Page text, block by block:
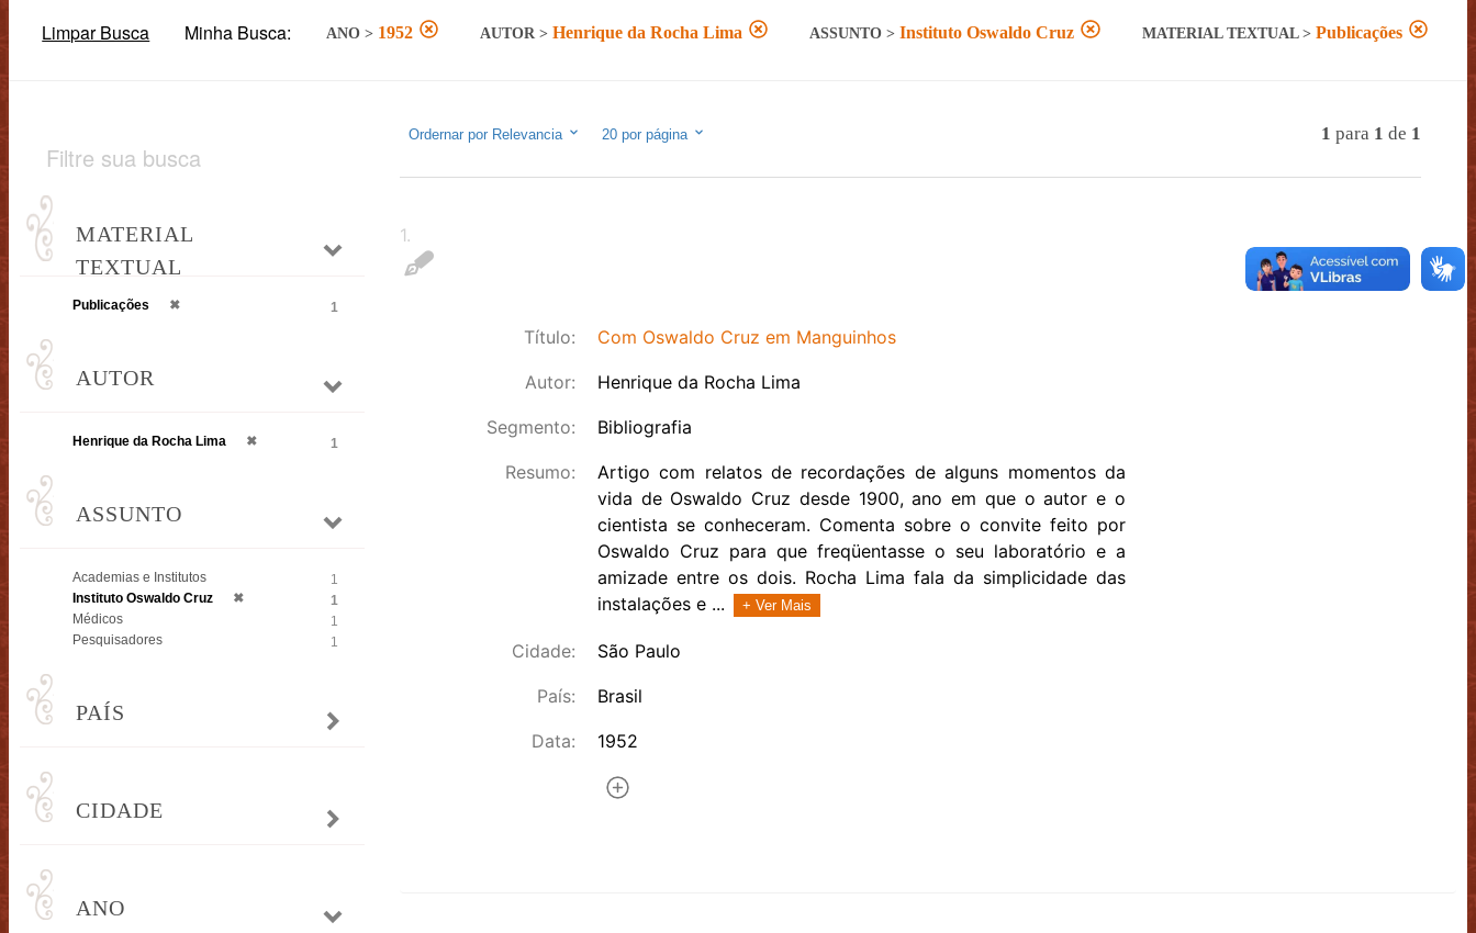
Limpar Busca Minha Busca: ANO > 1952 AUTOR > Henrique da Rocha Lima ASSUNTO > Instituto Oswaldo Cruz MATERIAL TEXTUAL> Publicações
Filtre sua busca
MATERIAL
TEXTUAL
Publicações ✖ 1
AUTOR
Henrique da Rocha Lima ✖ 1
ASSUNTO
Academias e Institutos
1
Instituto Oswaldo Cruz
✖
1
Médicos
1
Pesquisadores
1
PAÍS
CIDADE
ANO
Ordernar por Relevancia 20por página 1 para 1 de 1
1.
Título: Com Oswaldo Cruz em Manguinhos
Autor: Henrique da Rocha Lima
Segmento: Bibliografia
Resumo:
Artigo com relatos de recordações de alguns momentos da
vida de Oswaldo Cruz desde 1900, ano em que o autor e o
cientista se conheceram. Comenta sobre o convite feito por
Oswaldo Cruz para que freqüentasse o seu laboratório e a
amizade entre os dois. Rocha Lima fala da simplicidade das
instalações e ...
+ Ver Mais
Cidade: São Paulo
País: Brasil
Data: 1952